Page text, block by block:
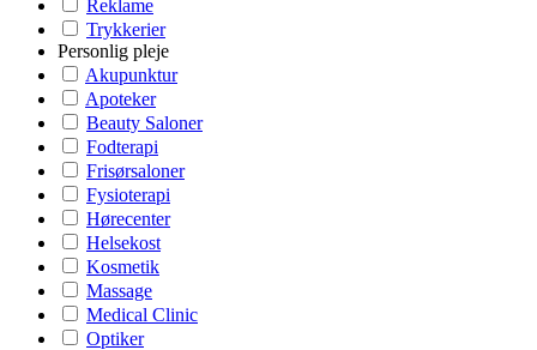
Reklame
Trykkerier
Personlig pleje
Akupunktur
Apoteker
Beauty Saloner
Fodterapi
Frisørsaloner
Fysioterapi
Hørecenter
Helsekost
Kosmetik
Massage
Medical Clinic
Optiker